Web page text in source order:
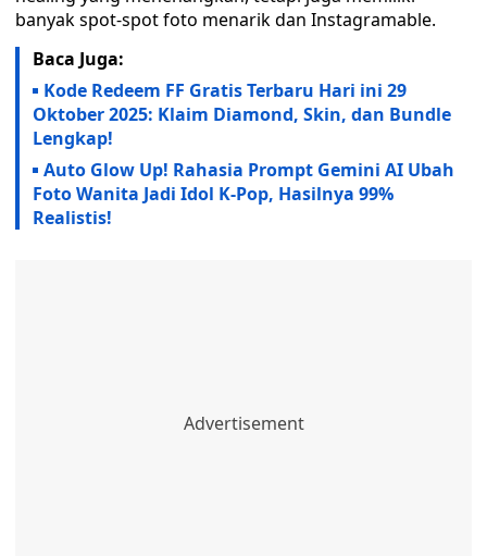
banyak spot-spot foto menarik dan Instagramable.
Baca Juga:
Kode Redeem FF Gratis Terbaru Hari ini 29
Oktober 2025: Klaim Diamond, Skin, dan Bundle
Lengkap!
Auto Glow Up! Rahasia Prompt Gemini AI Ubah
Foto Wanita Jadi Idol K-Pop, Hasilnya 99%
Realistis!